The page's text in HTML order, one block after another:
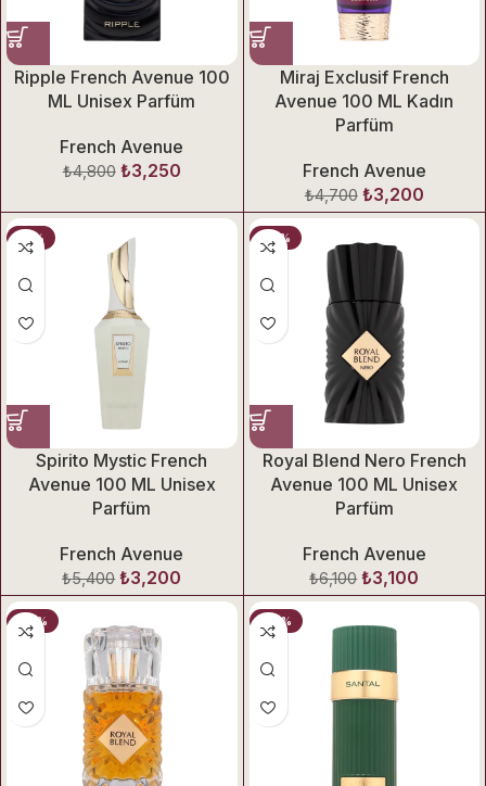
Ripple French Avenue 100
ML Unisex Parfüm
French Avenue
₺4,800 ₺3,250
Miraj Exclusif French
Avenue 100 ML Kadın
Parfüm
French Avenue
₺4,700 ₺3,200
-41%
Spirito Mystic French
Avenue 100 ML Unisex
Parfüm
French Avenue
₺5,400 ₺3,200
-49%
Royal Blend Nero French
Avenue 100 ML Unisex
Parfüm
French Avenue
₺6,100 ₺3,100
-49% -28%